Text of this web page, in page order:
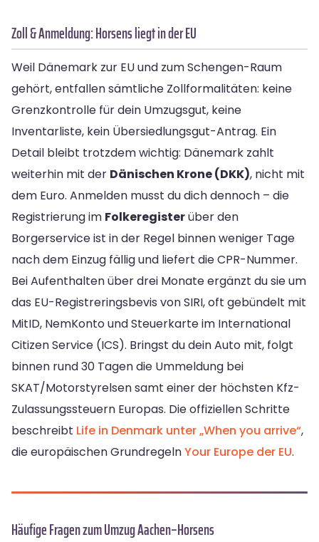
Zoll & Anmeldung: Horsens liegt in der EU
Weil Dänemark zur EU und zum Schengen-Raum
gehört, entfallen sämtliche Zollformalitäten: keine
Grenzkontrolle für dein Umzugsgut, keine
Inventarliste, kein Übersiedlungsgut-Antrag. Ein
Detail bleibt trotzdem wichtig: Dänemark zahlt
weiterhin mit der Dänischen Krone (DKK), nicht mit
dem Euro. Anmelden musst du dich dennoch – die
Registrierung im Folkeregisterüber den
Borgerservice ist in der Regel binnen weniger Tage
nach dem Einzug fällig und liefert die CPR-Nummer.
Bei Aufenthalten über drei Monate ergänzt du sie um
das EU-Registreringsbevis von SIRI, oft gebündelt mit
MitID, NemKonto und Steuerkarte im International
Citizen Service (ICS). Bringst du dein Auto mit, folgt
binnen rund 30 Tagen die Ummeldung bei
SKAT/Motorstyrelsen samt einer der höchsten Kfz-
Zulassungssteuern Europas. Die offiziellen Schritte
beschreibt Life in Denmark unter „When you arrive“,
die europäischen GrundregelnYour Europe der EU.
Häufige Fragen zum Umzug Aachen–Horsens